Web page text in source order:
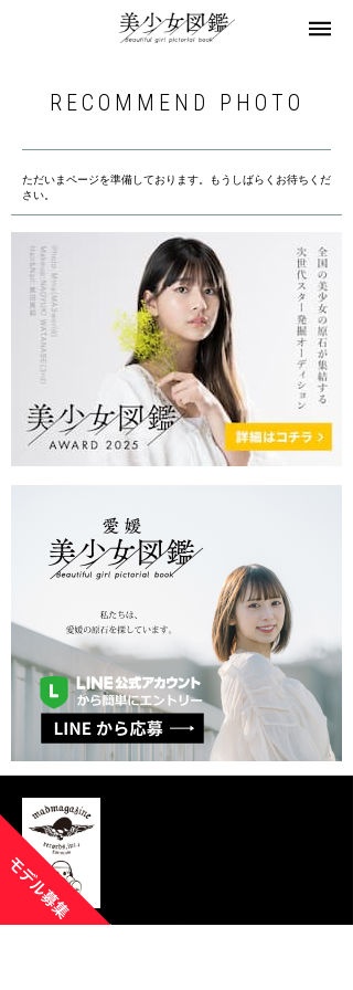
美少女図鑑とは お知らせ モデル一覧
モデル募集 お問合せ
RECOMMEND PHOTO
ただいまページを準備しております。もうしばらくお待ちくだ
さい。